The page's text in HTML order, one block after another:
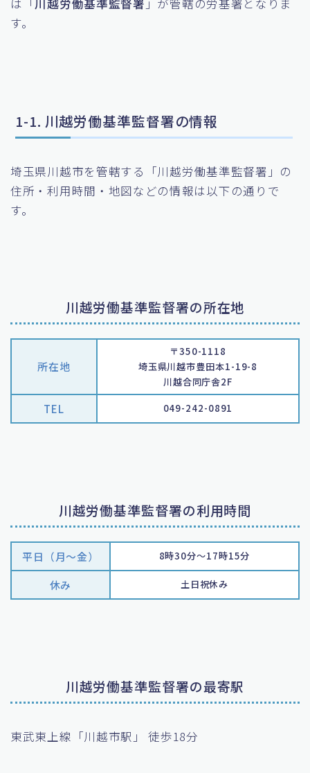
は「川越労働基準監督署 」が管轄の労基署となりま
す。
1-1. 川越労働基準監督署の情報
埼玉県川越市を管轄する「川越労働基準監督署」の
住所・利用時間・地図などの情報は以下の通りで
す。
川越労働基準監督署の所在地
所在地
〒350-1118
埼玉県川越市豊田本1-19-8
川越合同庁舎2F
TEL 049-242-0891
川越労働基準監督署の利用時間
平日（月〜金） 8時30分～17時15分
休み 土日祝休み
川越労働基準監督署の最寄駅
東武東上線「川越市駅」 徒歩18分